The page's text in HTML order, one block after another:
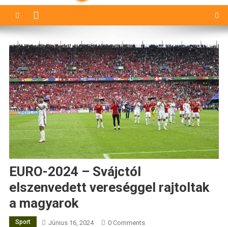
EURO-2024 – Svájctól
elszenvedett vereséggel rajtoltak
a magyarok
Sport Június 16, 2024 0 Comments